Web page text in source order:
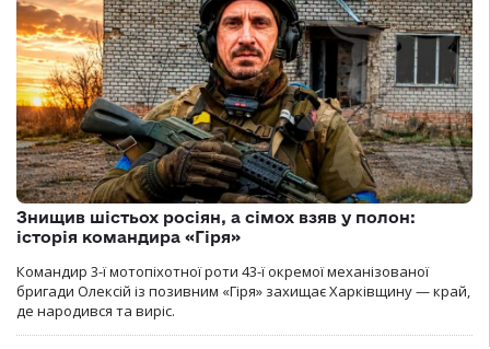
Знищив шістьох росіян, а сімох взяв у полон:
історія командира «Гіря»
Командир 3-ї мотопіхотної роти 43-ї окремої механізованої
бригади Олексій із позивним «Гіря» захищає Харківщину — край,
де народився та виріс.